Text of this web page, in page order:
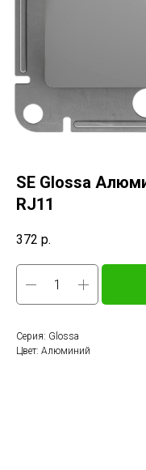
SE Glossa
RJ11
372 р.
Серия: Glossa
Цвет: Алюминий